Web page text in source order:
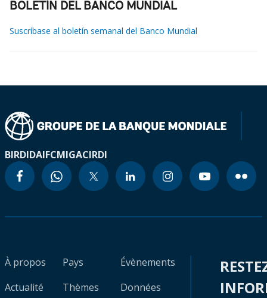
BOLETÍN DEL BANCO MUNDIAL
Suscríbase al boletín semanal del Banco Mundial
BIRDIDAIFCMIGACIRDI
À propos
Actualité
Pays
Thèmes
Évènements
Données